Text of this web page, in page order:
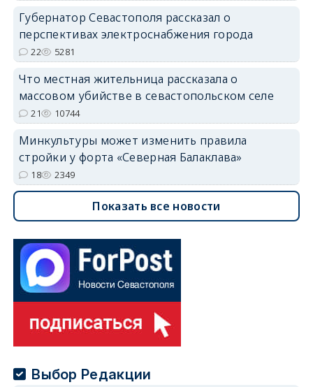
Губернатор Севастополя рассказал о
перспективах электроснабжения города
22 5281
Что местная жительница рассказала о
массовом убийстве в севастопольском селе
21 10744
Минкультуры может изменить правила
стройки у форта «Северная Балаклава»
18 2349
Показать все новости
Выбор Редакции